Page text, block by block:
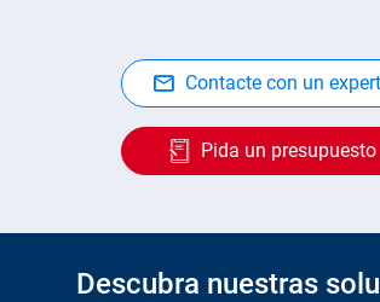
Contacte con un
Pida un presupuesto
Descubra nuestras